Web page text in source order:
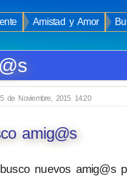
Amistad y Amor
de Noviembre, 2015 14:20
amig@s
nuevos amig@s